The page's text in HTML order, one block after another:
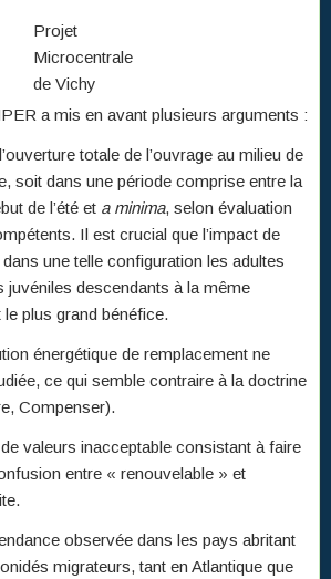
Projet
Microcentrale
de Vichy
a mis en avant plusieurs arguments :
totale de l’ouvrage au milieu de
soit dans une période comprise entre la
de l’été et a minima, selon évaluation
Il est crucial que l’impact de
une telle configuration les adultes
juvéniles descendants à la même
plus grand bénéfice.
énergétique de remplacement ne
ce qui semble contraire à la doctrine
Compenser).
valeurs inacceptable consistant à faire
entre « renouvelable » et
observée dans les pays abritant
migrateurs, tant en Atlantique que